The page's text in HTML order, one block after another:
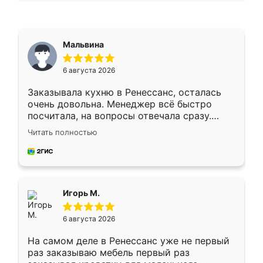
Мальвина
6 августа 2026
Заказывала кухню в Ренессанс, осталась
очень довольна. Менеджер всё быстро
посчитала, на вопросы отвечала сразу.
Замерщик приехал в субботу, подошёл к
делу со всей ответственностью. Собрали
за день, ребята работали аккуратно, даже
Читать полностью
Игорь М.
6 августа 2026
На самом деле в Ренессанс уже не первый
раз заказываю мебель первый раз